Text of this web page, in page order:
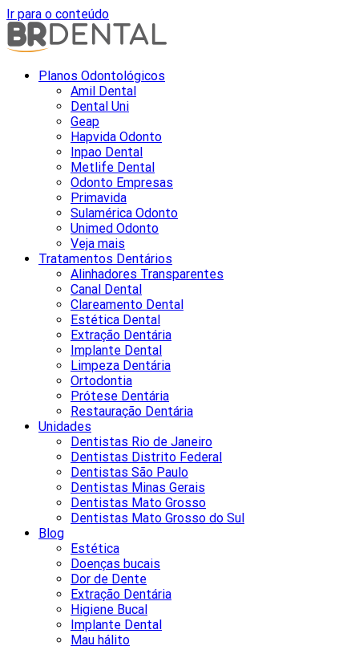
Ir para o conteúdo
Planos Odontológicos
Amil Dental
Dental Uni
Geap
Hapvida Odonto
Inpao Dental
Metlife Dental
Odonto Empresas
Primavida
Sulamérica Odonto
Unimed Odonto
Veja mais
Tratamentos Dentários
Alinhadores Transparentes
Canal Dental
Clareamento Dental
Estética Dental
Extração Dentária
Implante Dental
Limpeza Dentária
Ortodontia
Prótese Dentária
Restauração Dentária
Unidades
Dentistas Rio de Janeiro
Dentistas Distrito Federal
Dentistas São Paulo
Dentistas Minas Gerais
Dentistas Mato Grosso
Dentistas Mato Grosso do Sul
Blog
Estética
Doenças bucais
Dor de Dente
Extração Dentária
Higiene Bucal
Implante Dental
Mau hálito